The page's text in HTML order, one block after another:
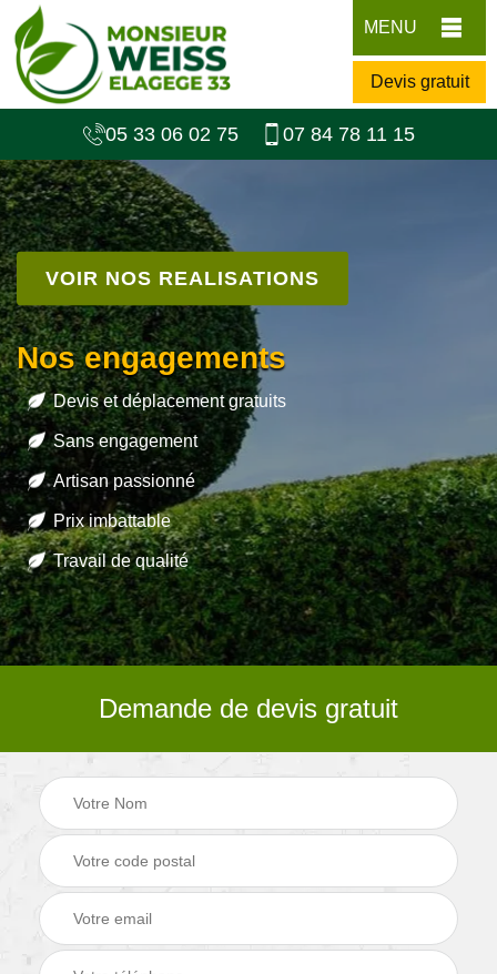
MENU
Devis gratuit
05 33 06 02 75 07 84 78 11 15
VOIR NOS REALISATIONS
Nos engagements
Devis et déplacement gratuits
Sans engagement
Artisan passionné
Prix imbattable
Travail de qualité
Demande de devis gratuit